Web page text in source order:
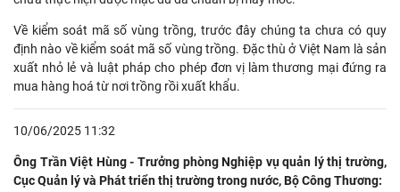
Về kiểm soát mã số vùng trồng, trước đây chúng ta chưa có quy
định nào về kiểm soát mã số vùng trồng. Đặc thù ở Việt Nam là sản
xuất nhỏ lẻ và luật pháp cho phép đơn vị làm thương mại đứng ra
mua hàng hoá từ nơi trồng rồi xuất khẩu.
10/06/2025 11:32
Ông Trần Việt Hùng - Trưởng phòng Nghiệp vụ quản lý thị trường,
Cục Quản lý và Phát triển thị trường trong nước, Bộ Công Thương: